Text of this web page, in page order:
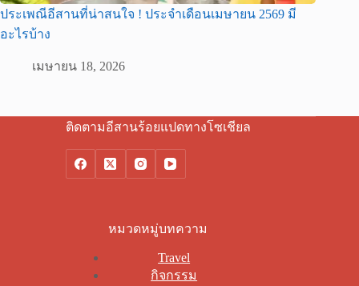
ประเพณีอีสานที่น่าสนใจ ! ประจำเดือนเมษายน 2569 มี
อะไรบ้าง
เมษายน 18, 2026
ติดตามอีสานร้อยแปดทางโซเชียล
หมวดหมู่บทความ
Travel
กิจกรรม